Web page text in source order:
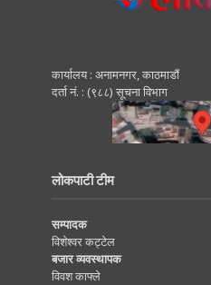
कार्यालय : अनामनगर, काठमाडाैं
दर्ता नं. : (९८८) सूचना विभाग
लोकपाटी टीम
सम्पादक
विशेश्वर कट्टेल
बजार व्यवस्थापक
विवश काफ्ले